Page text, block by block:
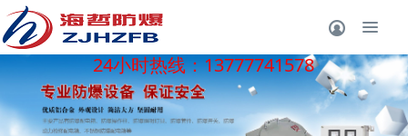
热线：13777741578 24